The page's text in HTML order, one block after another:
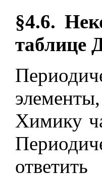
§4.6.
таблице
Химику